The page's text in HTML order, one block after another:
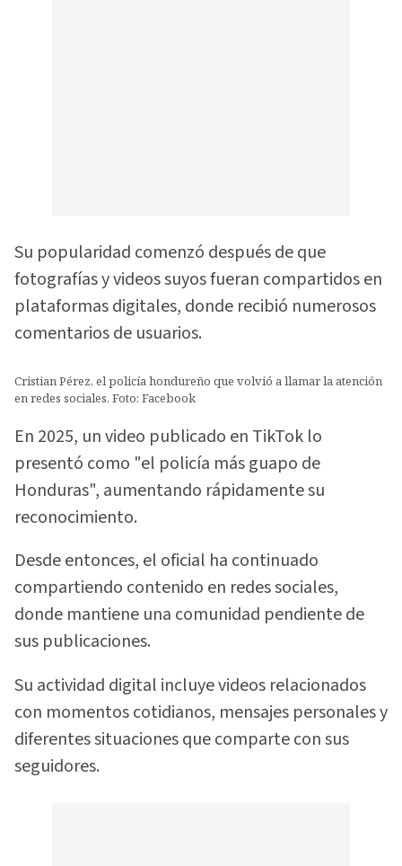
Su popularidad comenzó después de que
fotografías y videos suyos fueran compartidos en
plataformas digitales, donde recibió numerosos
comentarios de usuarios.
Cristian Pérez, el policía hondureño que volvió a llamar la atención
en redes sociales. Foto: Facebook
En 2025, un video publicado en TikTok lo
presentó como "el policía más guapo de
Honduras", aumentando rápidamente su
reconocimiento.
Desde entonces, el oficial ha continuado
compartiendo contenido en redes sociales,
donde mantiene una comunidad pendiente de
sus publicaciones.
Su actividad digital incluye videos relacionados
con momentos cotidianos, mensajes personales y
diferentes situaciones que comparte con sus
seguidores.